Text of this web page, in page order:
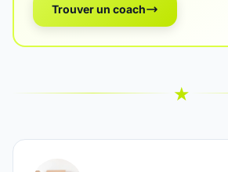
Trouver un coach
★